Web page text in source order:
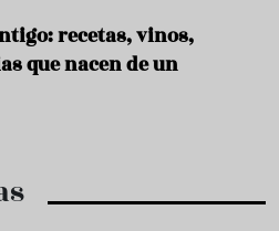
recetas, vinos,
que nacen de un